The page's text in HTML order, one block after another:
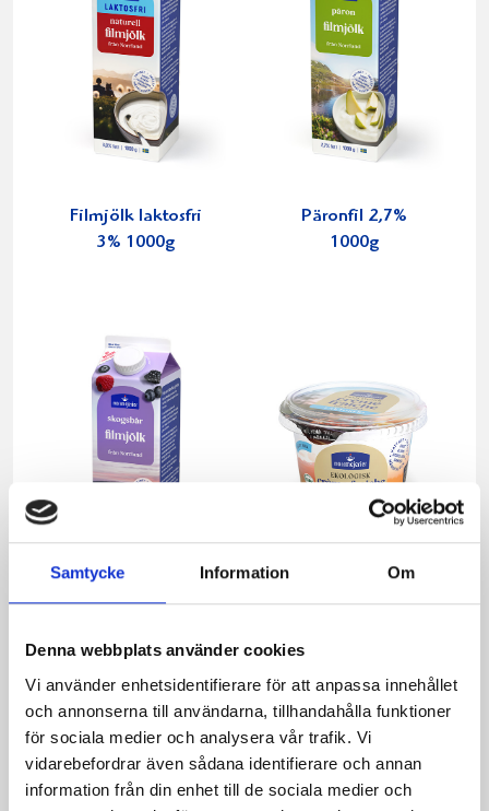
Samtycke Information Om
Denna webbplats använder cookies
Vi använder enhetsidentifierare för att anpassa innehållet
och annonserna till användarna, tillhandahålla funktioner
för sociala medier och analysera vår trafik. Vi
vidarebefordrar även sådana identifierare och annan
information från din enhet till de sociala medier och
Filmjölk laktosfri
3% 1000g
Päronfil 2,7%
1000g
1000g
Laktosfri KRAV
200g